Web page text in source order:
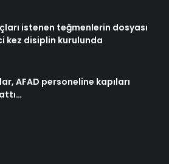
istenen teğmenlerin dosyası
kez disiplin kurulunda
AFAD personeline kapıları